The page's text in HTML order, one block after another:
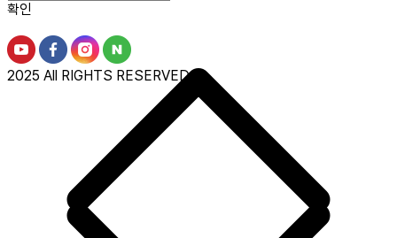
확인
2025 All RIGHTS RESERVED.